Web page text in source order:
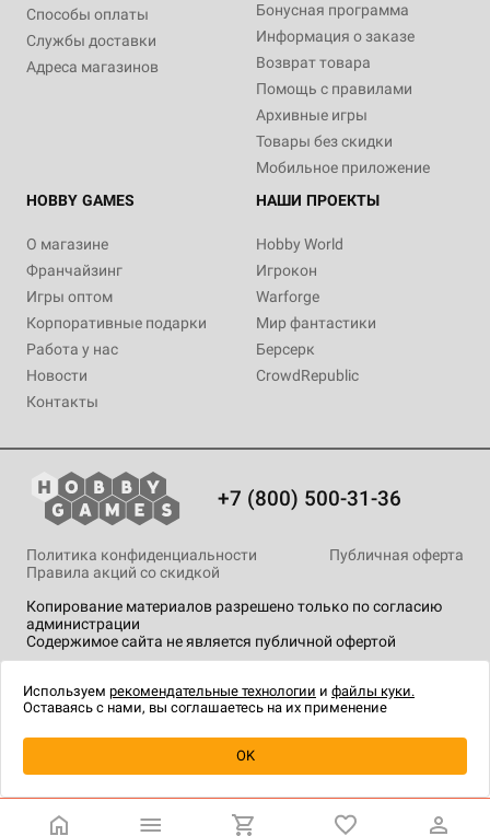
Уведомить о наличии
Способы оплаты
Службы доставки
Адреса магазинов
Бонусная программа
Информация о заказе
Возврат товара
Помощь с правилами
Архивные игры
Товары без скидки
Мобильное приложение
HOBBY GAMES
О магазине
Франчайзинг
Игры оптом
Корпоративные подарки
Работа у нас
Новости
Контакты
НАШИ ПРОЕКТЫ
Hobby World
Игрокон
Warforge
Мир фантастики
Берсерк
CrowdRepublic
+7 (800) 500-31-36
Копирование материалов разрешено только по согласию
администрации
Содержимое сайта не является публичной офертой
Политика конфиденциальности
Публичная оферта
Правила акций со скидкой
технологии.
Используем рекомендательные технологии и файлы куки.
Оставаясь с нами, вы соглашаетесь на их применение
OK